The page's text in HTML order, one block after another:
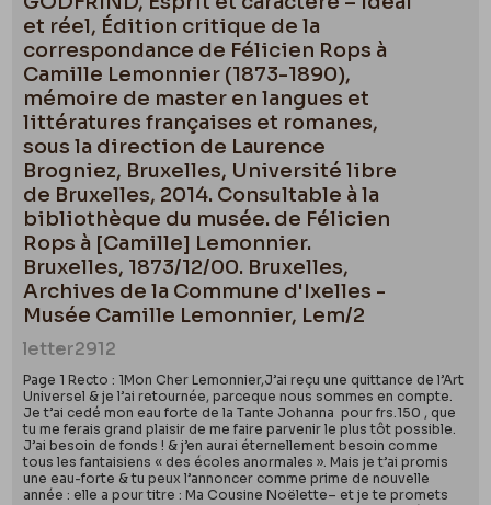
et réel, Édition critique de la
correspondance de Félicien Rops à
Camille Lemonnier (1873-1890),
mémoire de master en langues et
littératures françaises et romanes,
sous la direction de Laurence
Brogniez, Bruxelles, Université libre
de Bruxelles, 2014. Consultable à la
bibliothèque du musée. de Félicien
Rops à [Camille] Lemonnier.
Bruxelles, 1873/12/00. Bruxelles,
Archives de la Commune d'Ixelles -
Musée Camille Lemonnier, Lem/2
letter2912
Page 1 Recto : 1Mon Cher Lemonnier,J’ai reçu une quittance de l’Art
Universel & je l’ai retournée, parceque nous sommes en compte.
Je t’ai cedé mon eau forte de la Tante Johanna pour frs.150 , que
tu me ferais grand plaisir de me faire parvenir le plus tôt possible.
J’ai besoin de fonds ! & j’en aurai éternellement besoin comme
tous les fantaisiens « des écoles anormales ». Mais je t’ai promis
une eau-forte & tu peux l’annoncer comme prime de nouvelle
année : elle a pour titre : Ma Cousine Noëlette– et je te promets